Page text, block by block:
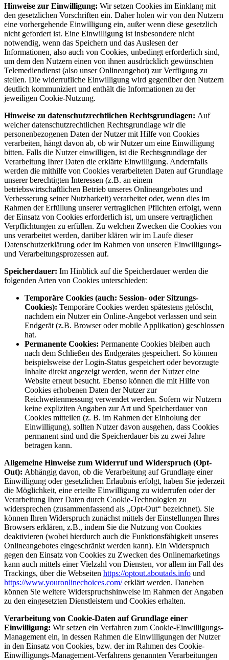
Hinweise zur Einwilligung: Wir setzen Cookies im Einklang mit
den gesetzlichen Vorschriften ein. Daher holen wir von den Nutzern
eine vorhergehende Einwilligung ein, außer wenn diese gesetzlich
nicht gefordert ist. Eine Einwilligung ist insbesondere nicht
notwendig, wenn das Speichern und das Auslesen der
Informationen, also auch von Cookies, unbedingt erforderlich sind,
um dem den Nutzern einen von ihnen ausdrücklich gewünschten
Telemediendienst (also unser Onlineangebot) zur Verfügung zu
stellen. Die widerrufliche Einwilligung wird gegenüber den Nutzern
deutlich kommuniziert und enthält die Informationen zu der
jeweiligen Cookie-Nutzung.
Hinweise zu datenschutzrechtlichen Rechtsgrundlagen: Auf
welcher datenschutzrechtlichen Rechtsgrundlage wir die
personenbezogenen Daten der Nutzer mit Hilfe von Cookies
verarbeiten, hängt davon ab, ob wir Nutzer um eine Einwilligung
bitten. Falls die Nutzer einwilligen, ist die Rechtsgrundlage der
Verarbeitung Ihrer Daten die erklärte Einwilligung. Andernfalls
werden die mithilfe von Cookies verarbeiteten Daten auf Grundlage
unserer berechtigten Interessen (z.B. an einem
betriebswirtschaftlichen Betrieb unseres Onlineangebotes und
Verbesserung seiner Nutzbarkeit) verarbeitet oder, wenn dies im
Rahmen der Erfüllung unserer vertraglichen Pflichten erfolgt, wenn
der Einsatz von Cookies erforderlich ist, um unsere vertraglichen
Verpflichtungen zu erfüllen. Zu welchen Zwecken die Cookies von
uns verarbeitet werden, darüber klären wir im Laufe dieser
Datenschutzerklärung oder im Rahmen von unseren Einwilligungs-
und Verarbeitungsprozessen auf.
Speicherdauer: Im Hinblick auf die Speicherdauer werden die
folgenden Arten von Cookies unterschieden:
Temporäre Cookies (auch: Session- oder Sitzungs-
Cookies): Temporäre Cookies werden spätestens gelöscht,
nachdem ein Nutzer ein Online-Angebot verlassen und sein
Endgerät (z.B. Browser oder mobile Applikation) geschlossen
hat.
Permanente Cookies: Permanente Cookies bleiben auch
nach dem Schließen des Endgerätes gespeichert. So können
beispielsweise der Login-Status gespeichert oder bevorzugte
Inhalte direkt angezeigt werden, wenn der Nutzer eine
Website erneut besucht. Ebenso können die mit Hilfe von
Cookies erhobenen Daten der Nutzer zur
Reichweitenmessung verwendet werden. Sofern wir Nutzern
keine expliziten Angaben zur Art und Speicherdauer von
Cookies mitteilen (z. B. im Rahmen der Einholung der
Einwilligung), sollten Nutzer davon ausgehen, dass Cookies
permanent sind und die Speicherdauer bis zu zwei Jahre
betragen kann.
Allgemeine Hinweise zum Widerruf und Widerspruch (Opt-
Out): Abhängig davon, ob die Verarbeitung auf Grundlage einer
Einwilligung oder gesetzlichen Erlaubnis erfolgt, haben Sie jederzeit
die Möglichkeit, eine erteilte Einwilligung zu widerrufen oder der
Verarbeitung Ihrer Daten durch Cookie-Technologien zu
widersprechen (zusammenfassend als „Opt-Out“ bezeichnet). Sie
können Ihren Widerspruch zunächst mittels der Einstellungen Ihres
Browsers erklären, z.B., indem Sie die Nutzung von Cookies
deaktivieren (wobei hierdurch auch die Funktionsfähigkeit unseres
Onlineangebotes eingeschränkt werden kann). Ein Widerspruch
gegen den Einsatz von Cookies zu Zwecken des Onlinemarketings
kann auch mittels einer Vielzahl von Diensten, vor allem im Fall des
Trackings, über die Webseiten https://optout.aboutads.info und
https://www.youronlinechoices.com/erklärt werden. Daneben
können Sie weitere Widerspruchshinweise im Rahmen der Angaben
zu den eingesetzten Dienstleistern und Cookies erhalten.
Verarbeitung von Cookie-Daten auf Grundlage einer
Einwilligung: Wir setzen ein Verfahren zum Cookie-Einwilligungs-
Management ein, in dessen Rahmen die Einwilligungen der Nutzer
in den Einsatz von Cookies, bzw. der im Rahmen des Cookie-
Einwilligungs-Management-Verfahrens genannten Verarbeitungen